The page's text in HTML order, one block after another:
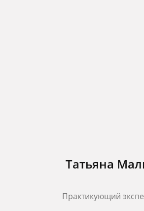
Татьяна
Практикующий